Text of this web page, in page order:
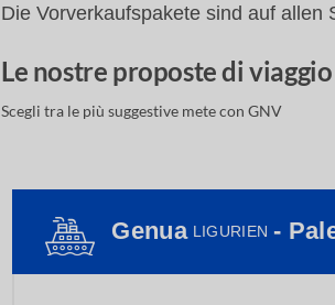
Die Vorverkaufspakete sind auf allen
Le nostre proposte di viaggio
Scegli tra le più suggestive mete con GNV
Genua LIGURIEN -